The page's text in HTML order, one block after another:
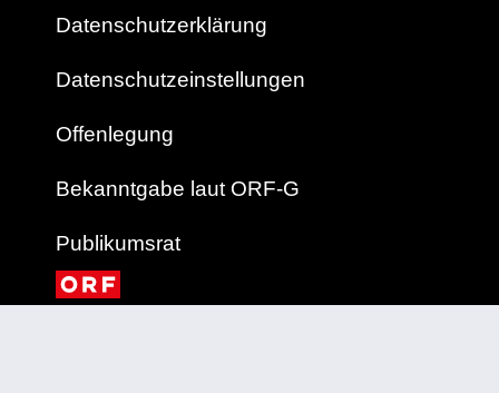
Datenschutzerklärung
Datenschutzeinstellungen
Offenlegung
Bekanntgabe laut ORF-G
Publikumsrat